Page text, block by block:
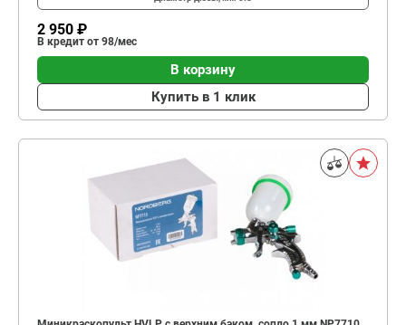
2 950 ₽
В кредит от 98/мес
В корзину
Купить в 1 клик